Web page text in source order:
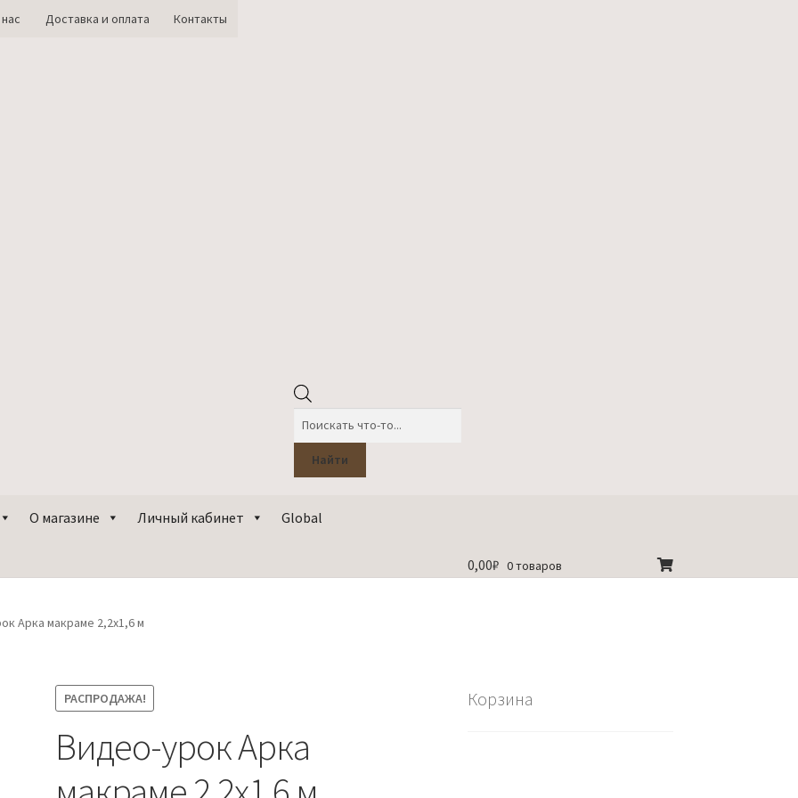
Доставка и оплата Контакты
Найти
О магазине Личный кабинет Global
0,00₽ 0 товаров
Арка макраме 2,2х1,6 м
РАСПРОДАЖА!
Видео-урок Арка
Корзина